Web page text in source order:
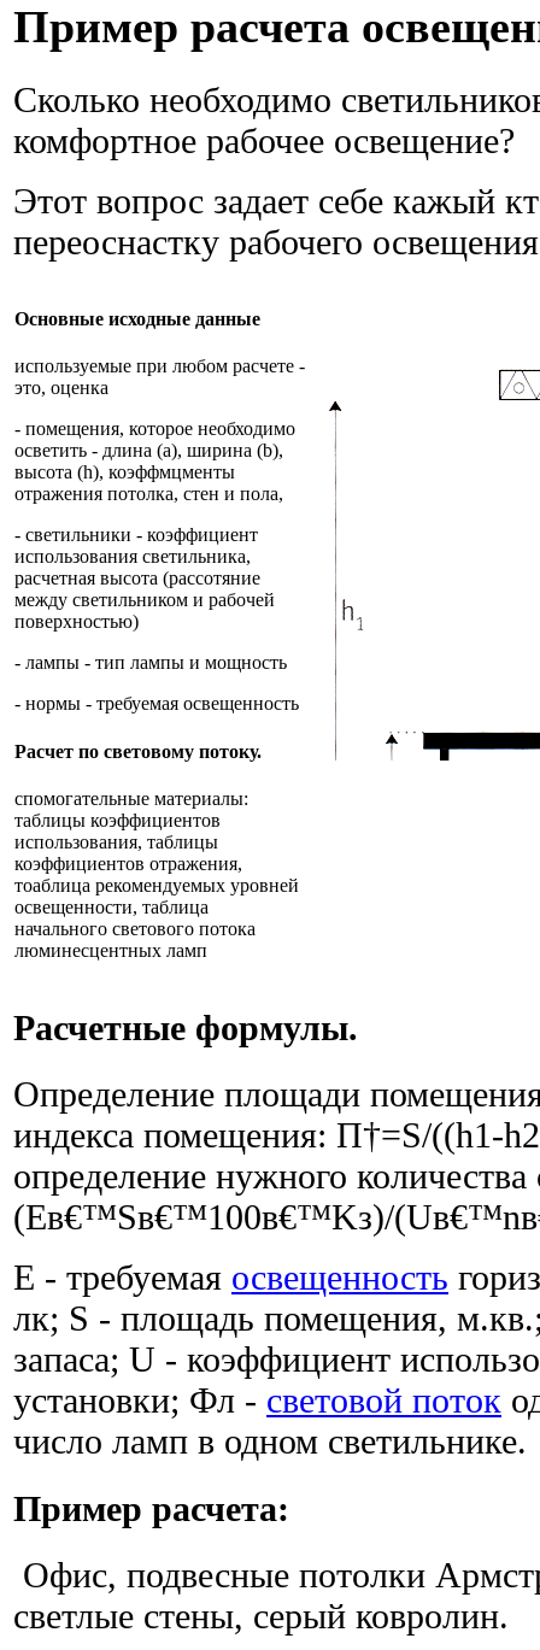
Пример расчета
Сколько необходимо
комфортное рабочее освещение?
Этот вопрос задает себе кажый
переоснастку рабочего
Основные исходные данные
используемые при любом расчете -
это, оценка
- помещения, которое необходимо
осветить - длина (а), ширина (b),
высота (h), коэффмцменты
отражения потолка, стен и пола,
- светильники - коэффициент
использования светильника,
расчетная высота (рассотяние
между светильником и рабочей
поверхностью)
- лампы - тип лампы и мощность
- нормы - требуемая освещенность
Расчет по световому потоку.
спомогательные материалы:
таблицы коэффициентов
использования, таблицы
коэффициентов отражения,
тоаблица рекомендуемых уровней
освещенности, таблица
начального светового потока
люминесцентных ламп
Расчетные формулы.
Определение площади
индекса помещения: П†=S/((h1-
определение нужного
(Eв€™Sв€™100в€™Kз)/
E - требуемая освещенность
лк; S - площадь помещения,
запаса; U - коэффициент
установки; Фл - световой поток
число ламп в одном светильнике.
Пример расчета:
Офис, подвесные потолки
светлые стены, серый ковролин.